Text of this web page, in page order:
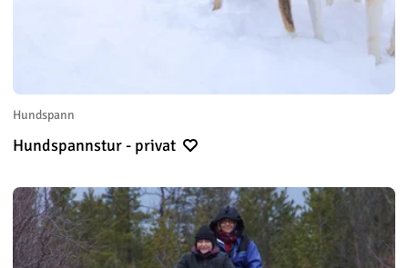
Hundspann
Hundspannstur - privat